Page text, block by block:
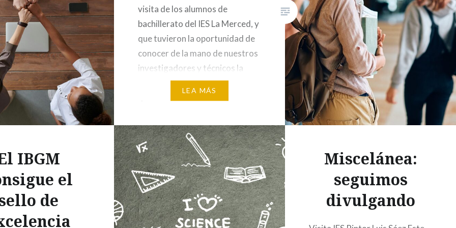
visita de los alumnos de
bachillerato del IES La Merced, y
que tuvieron la oportunidad de
conocer de la mano de nuestros
investigadores y técnicos la
labor de investigación científica
de iniciativas,…
LEA MÁS
IBGM
el
de
Miscelánea:
seguimos
divulgando